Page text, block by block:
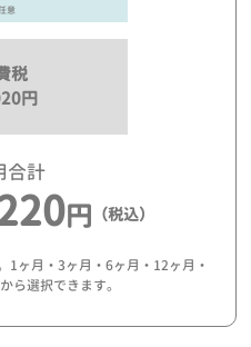
意
税
円
合計
円 （税込）
ヶ月・3ヶ月・6ヶ月・12ヶ月・
ら選択できます。